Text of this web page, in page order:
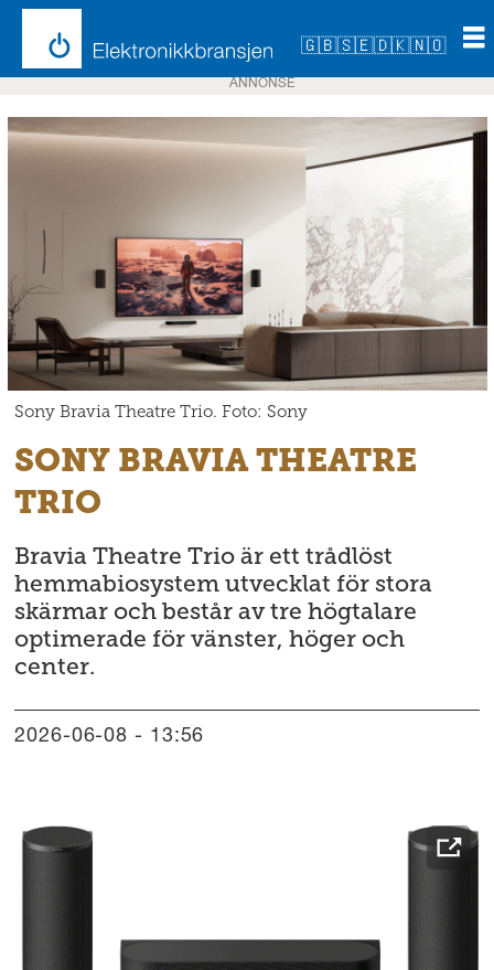
🇬🇧🇸🇪🇩🇰🇳🇴
ANNONSE
Sony Bravia Theatre Trio. Foto: Sony
SONY BRAVIA THEATRE
TRIO
Bravia Theatre Trio är ett trådlöst
hemmabiosystem utvecklat för stora
skärmar och består av tre högtalare
optimerade för vänster, höger och
center.
2026-06-08 - 13:56